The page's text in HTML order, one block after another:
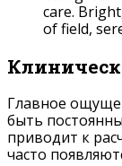
Главное
быть
приводит к
часто